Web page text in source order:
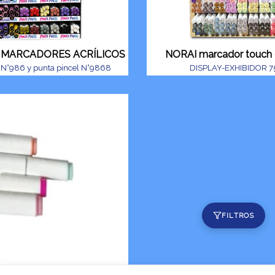
FILTROS
ACRÍLICOS
y punta pincel N°9868
NORAI marcador
DISPLAY-EXHIBIDOR